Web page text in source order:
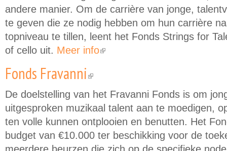
andere manier. Om de carrière van jonge,
te geven die ze nodig hebben om hun carrière
topniveau te tillen, leent het Fonds Strings for
of cello uit. Meer info(link is external)
Fonds Fravanni(link is external)
De doelstelling van het Fravanni Fonds is om
uitgesproken muzikaal talent aan te moedigen,
ten volle kunnen ontplooien en benutten. Het
budget van €10.000 ter beschikking voor de